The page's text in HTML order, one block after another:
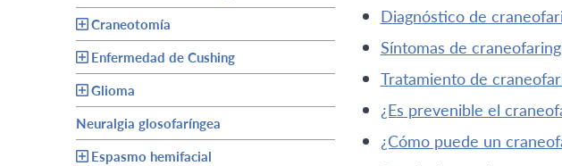
Craneotomía
Enfermedad de Cushing
Glioma
Neuralgia glosofaríngea
Espasmo hemifacial
diagnóstico de
síntomas de
tratamiento de
¿es prevenible el
¿cómo puede un